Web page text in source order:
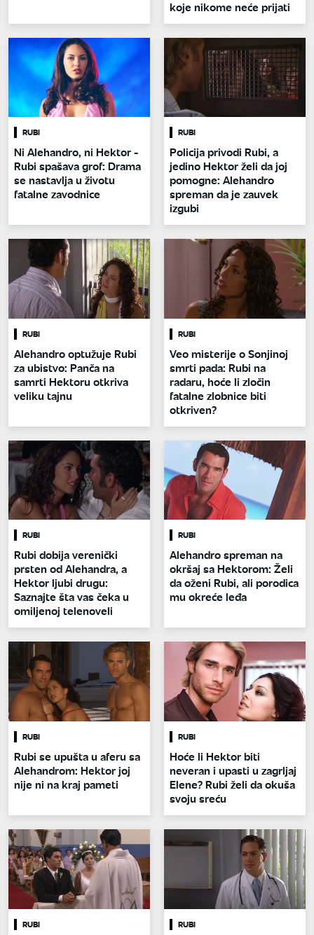
koje nikome neće prijati
RUBI
Ni Alehandro, ni Hektor -
Rubi spašava grof: Drama
se nastavlja u životu
fatalne zavodnice
RUBI
Policija privodi Rubi, a
jedino Hektor želi da joj
pomogne: Alehandro
spreman da je zauvek
izgubi
RUBI
Alehandro optužuje Rubi
za ubistvo: Panča na
samrti Hektoru otkriva
veliku tajnu
RUBI
Veo misterije o Sonjinoj
smrti pada: Rubi na
radaru, hoće li zločin
fatalne zlobnice biti
otkriven?
RUBI
Rubi dobija verenički
prsten od Alehandra, a
Hektor ljubi drugu:
Saznajte šta vas čeka u
omiljenoj telenoveli
RUBI
Alehandro spreman na
okršaj sa Hektorom: Želi
da oženi Rubi, ali porodica
mu okreće leđa
RUBI
Rubi se upušta u aferu sa
Alehandrom: Hektor joj
nije ni na kraj pameti
RUBI
Hoće li Hektor biti
neveran i upasti u zagrljaj
Elene? Rubi želi da okuša
svoju sreću
RUBI RUBI